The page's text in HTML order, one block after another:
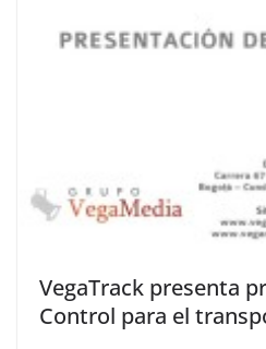
VegaTrack presenta
Control para el